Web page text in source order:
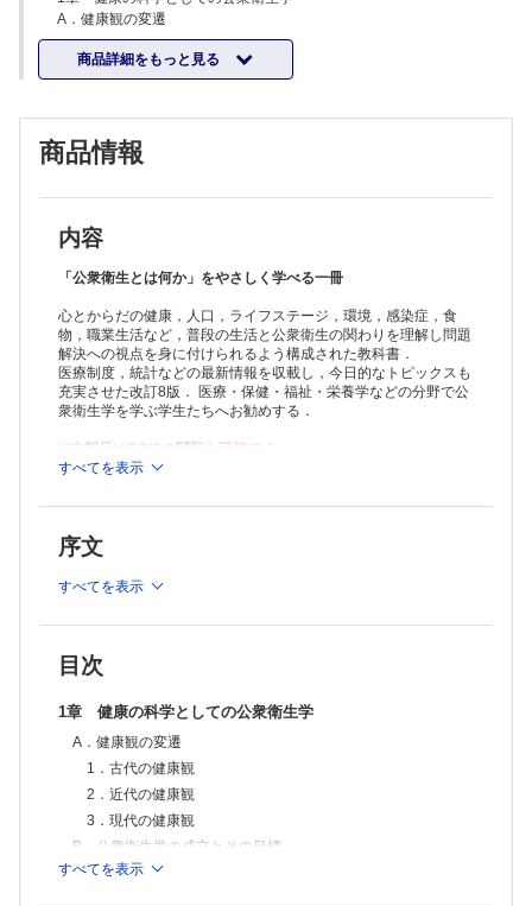
A．健康観の変遷
1．古代の健康観
2．近代の健康観
3．現代の健康観
1．健康にかかわる要因の影響を知る研究
2．疫学研究のデザイン
2．スクリーニング
2章 人口の動向
A．人口動態と人口静態
1．世界の人口増加
2．人口の急増と環境問題
3．持続可能な開発目標（SDGs）と保健医療分野における国際協力
4．人口政策
5．人口の移動
C．日本の人口
1．日本の人口動向
3．出生
4．死亡
5．人口の高齢化
3章 妊娠・出産と胎児の保健
B．家族計画
1．家族計画の方法
2．避妊の方法
3．人工妊娠中絶
4．不妊と生殖技術
C．妊娠・出産と健康
1．流産
2．死産
3．妊娠と出産による母体の異常
D．先天異常
商品詳細をもっと見る
商品情報
内容
「公衆衛生とは何か」をやさしく学べる一冊
心とからだの健康，人口，ライフステージ，環境，感染症，食
物，職業生活など，普段の生活と公衆衛生の関わりを理解し問題
解決への視点を身に付けられるよう構成された教科書．
医療制度，統計などの最新情報を収載し，今日的なトピックスも
充実させた改訂8版． 医療・保健・福祉・栄養学などの分野で公
衆衛生学を学ぶ学生たちへお勧めする．
※本製品はPCでの閲覧も可能です。
製品のご購入後、「購入済ライセンス一覧」より、オンライン環
認ください。
最新版
すべてを表示
序文
すべてを表示
目次
1章 健康の科学としての公衆衛生学
A．健康観の変遷
1．古代の健康観
2．近代の健康観
3．現代の健康観
B．公衆衛生学の成立とその目標
C．公衆衛生学と疫学研究
すべてを表示